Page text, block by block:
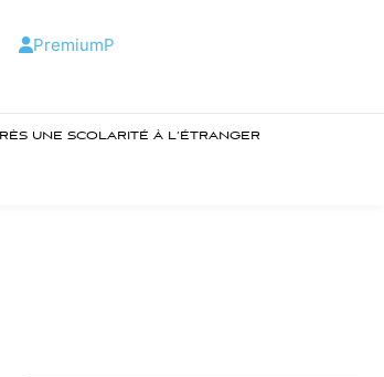
PremiumP
UNE SCOLARITÉ À L’ÉTRANGER